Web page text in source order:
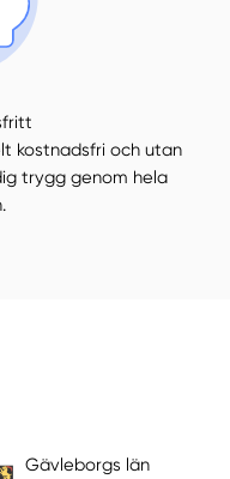
kostnadsfri och utan
trygg genom hela
Gävleborgs län